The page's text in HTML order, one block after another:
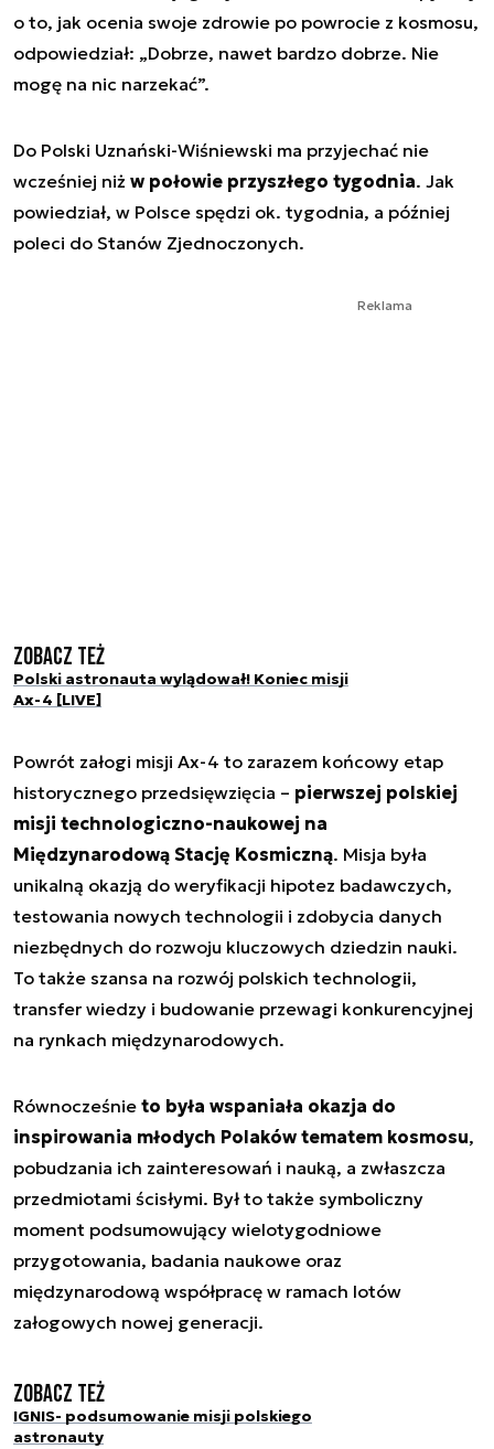
o to, jak ocenia swoje zdrowie po powrocie z kosmosu,
odpowiedział: „Dobrze, nawet bardzo dobrze. Nie
mogę na nic narzekać”.
Do Polski Uznański-Wiśniewski ma przyjechać nie
wcześniej niż w połowie przyszłego tygodnia. Jak
powiedział, w Polsce spędzi ok. tygodnia, a później
poleci do Stanów Zjednoczonych.
Reklama
Zobacz też
Polski astronauta wylądował! Koniec misji
Ax-4 [LIVE]
Powrót załogi misji Ax-4 to zarazem końcowy etap
historycznego przedsięwzięcia – pierwszej polskiej
misji technologiczno-naukowej na
Międzynarodową Stację Kosmiczną. Misja była
unikalną okazją do weryfikacji hipotez badawczych,
testowania nowych technologii i zdobycia danych
niezbędnych do rozwoju kluczowych dziedzin nauki.
To także szansa na rozwój polskich technologii,
transfer wiedzy i budowanie przewagi konkurencyjnej
na rynkach międzynarodowych.
Równocześnie to była wspaniała okazja do
inspirowania młodych Polaków tematem kosmosu,
pobudzania ich zainteresowań i nauką, a zwłaszcza
przedmiotami ścisłymi. Był to także symboliczny
moment podsumowujący wielotygodniowe
przygotowania, badania naukowe oraz
międzynarodową współpracę w ramach lotów
załogowych nowej generacji.
Zobacz też
IGNIS- podsumowanie misji polskiego
astronauty